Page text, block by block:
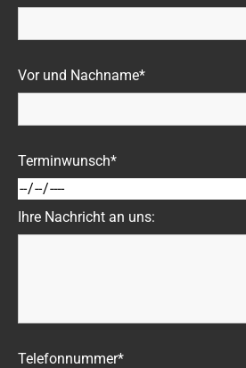
Vor und Nachname*
Terminwunsch*
Ihre Nachricht an uns:
Telefonnummer*